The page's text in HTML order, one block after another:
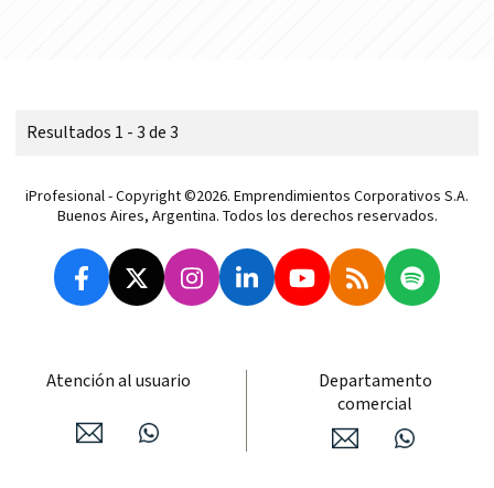
Resultados 1 - 3 de 3
iProfesional - Copyright ©2026. Emprendimientos Corporativos S.A.
Buenos Aires, Argentina. Todos los derechos reservados.
Atención al usuario
Departamento
comercial